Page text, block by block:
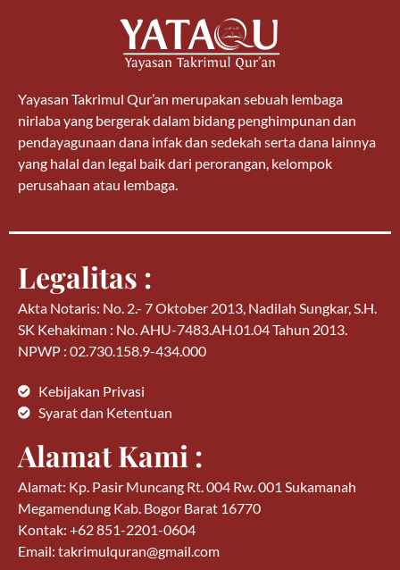
Yayasan Takrimul Qur’an merupakan sebuah lembaga
nirlaba yang bergerak dalam bidang penghimpunan dan
pendayagunaan dana infak dan sedekah serta dana lainnya
yang halal dan legal baik dari perorangan, kelompok
perusahaan atau lembaga.
Legalitas :
Akta Notaris: No. 2.- 7 Oktober 2013, Nadilah Sungkar, S.H.
SK Kehakiman : No. AHU-7483.AH.01.04 Tahun 2013.
NPWP : 02.730.158.9-434.000
Kebijakan Privasi
Syarat dan Ketentuan
Alamat Kami :
Alamat: Kp. Pasir Muncang Rt. 004 Rw. 001 Sukamanah
Megamendung Kab. Bogor Barat 16770
Kontak: +62 851-2201-0604
Email: takrimulquran@gmail.com